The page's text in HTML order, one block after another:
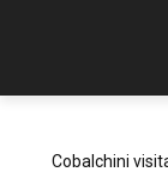
Cobalchini